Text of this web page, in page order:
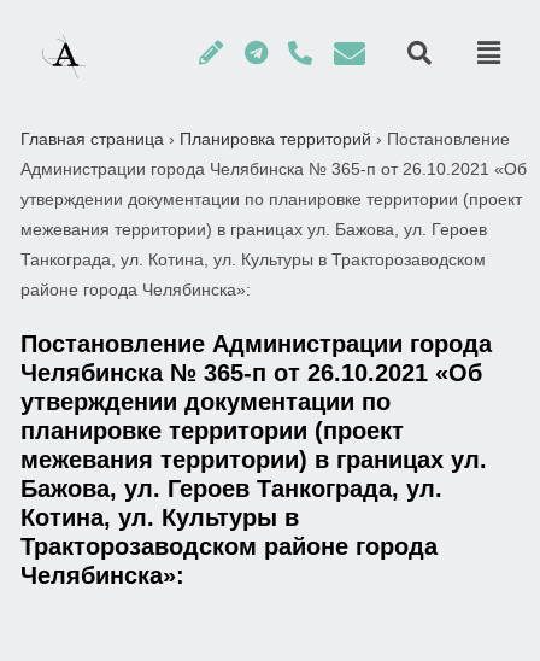
Главная страница › Планировка территорий › Постановление
Администрации города Челябинска № 365-п от 26.10.2021 «Об
утверждении документации по планировке территории (проект
межевания территории) в границах ул. Бажова, ул. Героев
Танкограда, ул. Котина, ул. Культуры в Тракторозаводском
районе города Челябинска»:
Постановление Администрации города
Челябинска № 365-п от 26.10.2021 «Об
утверждении документации по
планировке территории (проект
межевания территории) в границах ул.
Бажова, ул. Героев Танкограда, ул.
Котина, ул. Культуры в
Тракторозаводском районе города
Челябинска»: